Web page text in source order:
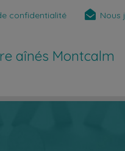
confidentialité Nous
aînés Montcalm